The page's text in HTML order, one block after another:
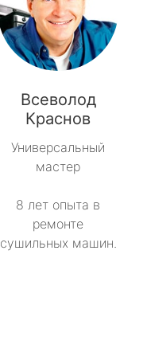
Всеволод
Краснов
Универсальный
мастер
8 лет опыта в
ремонте
сушильных машин.